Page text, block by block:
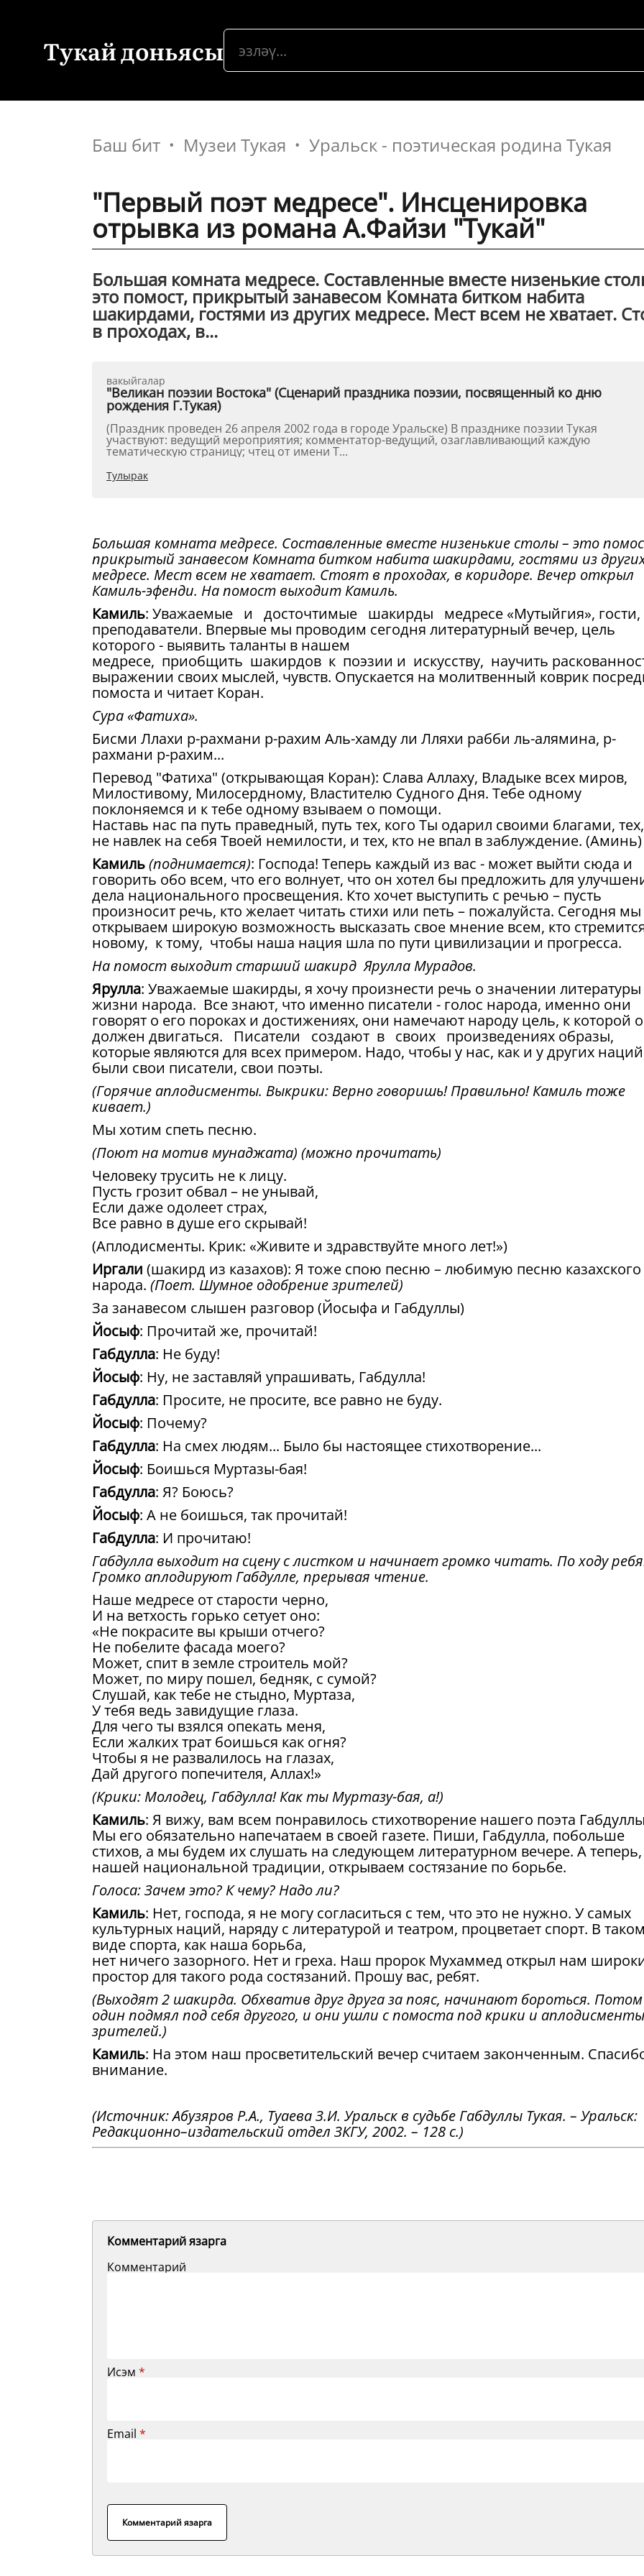
Тукай доньясы
Баш бит Музеи Тукая Уральск - поэтическая родина Тукая
"Первый поэт медресе". Инсценировка
отрывка из романа А.Файзи "Тукай"
Большая комната медресе. Составленные вместе низенькие
это помост, прикрытый занавесом Комната битком набита
шакирдами, гостями из других медресе. Мест всем не хватает.
в проходах, в...
вакыйгалар
"Великан поэзии Востока" (Сценарий праздника поэзии, посвященный ко дню
рождения Г.Тукая)
(Праздник проведен 26 апреля 2002 года в городе Уральске) В празднике поэзии Тукая
участвуют: ведущий мероприятия; комментатор-ведущий, озаглавливающий каждую
тематическую страницу; чтец от имени Т...
Тулырак
Большая комната медресе. Составленные вместе низенькие столы – это
прикрытый занавесом Комната битком набита шакирдами, гостями из
медресе. Мест всем не хватает. Стоят в проходах, в коридоре. Вечер открыл
Камиль-эфенди. На помост выходит Камиль.
Камиль: Уважаемые и досточтимые шакирды медресе «Мутыйгия», гости,
преподаватели. Впервые мы проводим сегодня литературный вечер, цель
которого - выявить таланты в нашем
медресе, приобщить шакирдов к поэзии и искусству, научить
выражении своих мыслей, чувств. Опускается на молитвенный коврик
помоста и читает Коран.
Сура «Фатиха».
Бисми Ллахи р-рахмани р-рахим Аль-хамду ли Лляхи рабби ль-алямина, р-
рахмани р-рахим...
Перевод "Фатиха" (открывающая Коран): Слава Аллаху, Владыке всех миров,
Милостивому, Милосердному, Властителю Судного Дня. Тебе одному
поклоняемся и к тебе одному взываем о помощи.
Наставь нас па путь праведный, путь тех, кого Ты одарил своими благами,
не навлек на себя Твоей немилости, и тех, кто не впал в заблуждение. (Аминь)
Камиль(поднимается): Господа! Теперь каждый из вас - может выйти сюда и
говорить обо всем, что его волнует, что он хотел бы предложить для
дела национального просвещения. Кто хочет выступить с речью – пусть
произносит речь, кто желает читать стихи или петь – пожалуйста. Сегодня мы
открываем широкую возможность высказать свое мнение всем, кто
новому, к тому, чтобы наша нация шла по пути цивилизации и прогресса.
На помост выходит старший шакирд Ярулла Мурадов.
Ярулла: Уважаемые шакирды, я хочу произнести речь о значении
жизни народа. Все знают, что именно писатели - голос народа, именно они
говорят о его пороках и достижениях, они намечают народу цель, к которой
должен двигаться. Писатели создают в своих произведениях образы,
которые являются для всех примером. Надо, чтобы у нас, как и у других
были свои писатели, свои поэты.
(Горячие аплодисменты. Выкрики: Верно говоришь! Правильно! Камиль тоже
кивает.)
Мы хотим спеть песню.
(Поют на мотив мунаджата) (можно прочитать)
Человеку трусить не к лицу.
Пусть грозит обвал – не унывай,
Если даже одолеет страх,
Все равно в душе его скрывай!
(Аплодисменты. Крик: «Живите и здравствуйте много лет!»)
Иргали (шакирд из казахов): Я тоже спою песню – любимую песню казахского
народа. (Поет. Шумное одобрение зрителей)
За занавесом слышен разговор (Йосыфа и Габдуллы)
Йосыф: Прочитай же, прочитай!
Габдулла: Не буду!
Йосыф: Ну, не заставляй упрашивать, Габдулла!
Габдулла: Просите, не просите, все равно не буду.
Йосыф: Почему?
Габдулла: На смех людям... Было бы настоящее стихотворение...
Йосыф: Боишься Муртазы-бая!
Габдулла: Я? Боюсь?
Йосыф: А не боишься, так прочитай!
Габдулла: И прочитаю!
Габдулла выходит на сцену с листком и начинает громко читать. По ходу
Громко аплодируют Габдулле, прерывая чтение.
Наше медресе от старости черно,
И на ветхость горько сетует оно:
«Не покрасите вы крыши отчего?
Не побелите фасада моего?
Может, спит в земле строитель мой?
Может, по миру пошел, бедняк, с сумой?
Слушай, как тебе не стыдно, Муртаза,
У тебя ведь завидущие глаза.
Для чего ты взялся опекать меня,
Если жалких трат боишься как огня?
Чтобы я не развалилось на глазах,
Дай другого попечителя, Аллах!»
(Крики: Молодец, Габдулла! Как ты Муртазу-бая, а!)
Камиль: Я вижу, вам всем понравилось стихотворение нашего поэта
Мы его обязательно напечатаем в своей газете. Пиши, Габдулла, побольше
стихов, а мы будем их слушать на следующем литературном вечере. А
нашей национальной традиции, открываем состязание по борьбе.
Голоса: Зачем это? К чему? Надо ли?
Камиль: Нет, господа, я не могу согласиться с тем, что это не нужно. У самых
культурных наций, наряду с литературой и театром, процветает спорт. В
виде спорта, как наша борьба,
нет ничего зазорного. Нет и греха. Наш пророк Мухаммед открыл нам
простор для такого рода состязаний. Прошу вас, ребят.
(Выходят 2 шакирда. Обхватив друг друга за пояс, начинают бороться. Потом
один подмял под себя другого, и они ушли с помоста под крики и аплодисменты
зрителей.)
Камиль: На этом наш просветительский вечер считаем законченным.
внимание.
(Источник: Абузяров Р.А., Туаева З.И. Уральск в судьбе Габдуллы Тукая. – Уральск:
Редакционно–издательский отдел ЗКГУ, 2002. – 128 с.)
Комментарий язарга
Комментарий
Исэм *
Email *
Комментарий язарга